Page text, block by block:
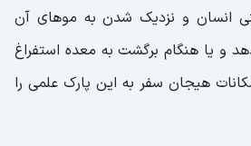
انسان و نزدیک شدن به موهای آن
و یا هنگام برگشت به معده استفراغ
هیجان سفر به این پارک علمی را